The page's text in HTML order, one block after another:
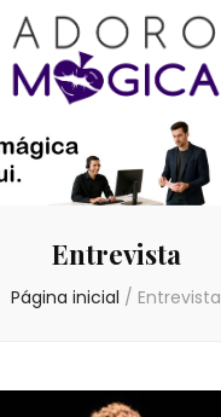
Entrevista
Página inicial / Entrevista